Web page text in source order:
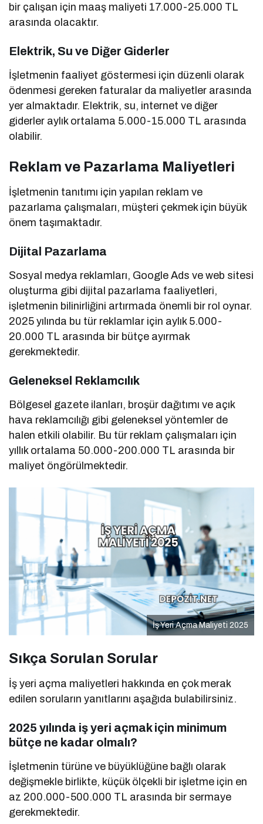
bir çalışan için maaş maliyeti 17.000-25.000 TL
arasında olacaktır.
Elektrik, Su ve Diğer Giderler
İşletmenin faaliyet göstermesi için düzenli olarak
ödenmesi gereken faturalar da maliyetler arasında
yer almaktadır. Elektrik, su, internet ve diğer
giderler aylık ortalama 5.000-15.000 TL arasında
olabilir.
Reklam ve Pazarlama Maliyetleri
İşletmenin tanıtımı için yapılan reklam ve
pazarlama çalışmaları, müşteri çekmek için büyük
önem taşımaktadır.
Dijital Pazarlama
Sosyal medya reklamları, Google Ads ve web sitesi
oluşturma gibi dijital pazarlama faaliyetleri,
işletmenin bilinirliğini artırmada önemli bir rol oynar.
2025 yılında bu tür reklamlar için aylık 5.000-
20.000 TL arasında bir bütçe ayırmak
gerekmektedir.
Geleneksel Reklamcılık
Bölgesel gazete ilanları, broşür dağıtımı ve açık
hava reklamcılığı gibi geleneksel yöntemler de
halen etkili olabilir. Bu tür reklam çalışmaları için
yıllık ortalama 50.000-200.000 TL arasında bir
maliyet öngörülmektedir.
İş Yeri Açma Maliyeti 2025
Sıkça Sorulan Sorular
İş yeri açma maliyetleri hakkında en çok merak
edilen soruların yanıtlarını aşağıda bulabilirsiniz.
2025 yılında iş yeri açmak için minimum
bütçe ne kadar olmalı?
İşletmenin türüne ve büyüklüğüne bağlı olarak
değişmekle birlikte, küçük ölçekli bir işletme için en
az 200.000-500.000 TL arasında bir sermaye
gerekmektedir.